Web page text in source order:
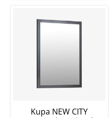
Kupa NEW CITY